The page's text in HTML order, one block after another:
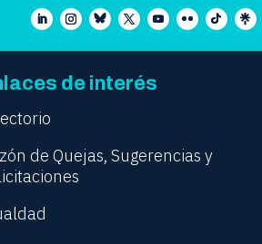
de interés
de Quejas, Sugerencias y